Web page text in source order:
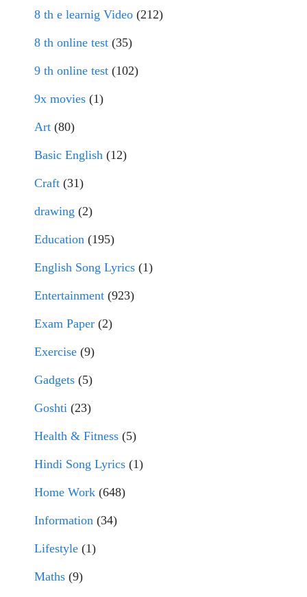
8 th e learnig Video (212)
8 th online test (35)
9 th online test (102)
9x movies (1)
Art (80)
Basic English (12)
Craft (31)
drawing (2)
Education (195)
English Song Lyrics (1)
Entertainment (923)
Exam Paper (2)
Exercise (9)
Gadgets (5)
Goshti (23)
Health & Fitness (5)
Hindi Song Lyrics (1)
Home Work (648)
Information (34)
Lifestyle (1)
Maths (9)